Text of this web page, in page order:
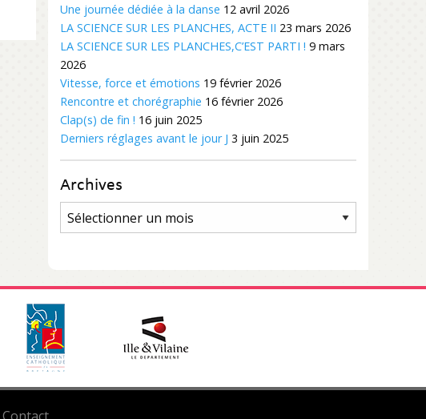
Une journée dédiée à la danse 12 avril 2026
LA SCIENCE SUR LES PLANCHES, ACTE II 23 mars 2026
LA SCIENCE SUR LES PLANCHES,C’EST PARTI ! 9 mars
2026
Vitesse, force et émotions 19 février 2026
Rencontre et chorégraphie 16 février 2026
Clap(s) de fin ! 16 juin 2025
Derniers réglages avant le jour J 3 juin 2025
Archives
Archives